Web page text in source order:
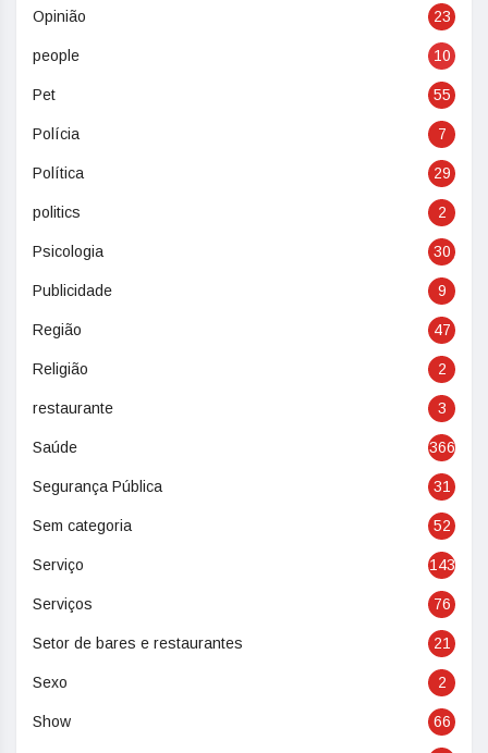
Opinião 23
people 10
Pet 55
Polícia 7
Política 29
politics 2
Psicologia 30
Publicidade 9
Região 47
Religião 2
restaurante 3
Saúde 366
Segurança Pública 31
Sem categoria 52
Serviço 143
Serviços 76
Setor de bares e restaurantes 21
Sexo 2
Show 66